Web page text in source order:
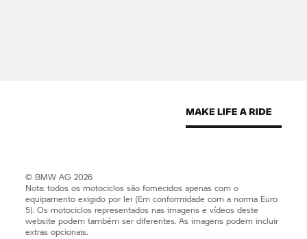
© BMW AG 2026
Nota: todos os motociclos são fornecidos apenas com o
equipamento exigido por lei (Em conformidade com a norma Euro
5). Os motociclos representados nas imagens e vídeos deste
website podem também ser diferentes. As imagens podem incluir
extras opcionais.